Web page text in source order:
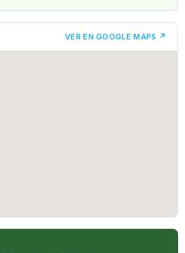
VER EN GOOGLE MAPS ↗